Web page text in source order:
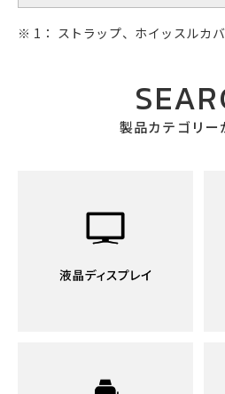
※ 1： ストラップ、ホイッスルカ
製品カテゴリー